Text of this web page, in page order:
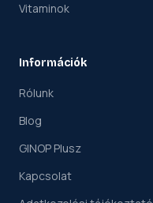
Vitaminok
Információk
Rólunk
Blog
GINOP Plusz
Kapcsolat